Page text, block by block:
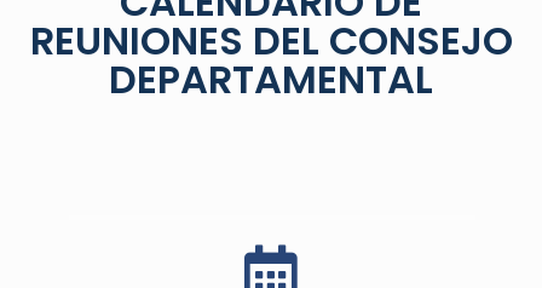
REUNIONES DEL CONSEJO
DEPARTAMENTAL